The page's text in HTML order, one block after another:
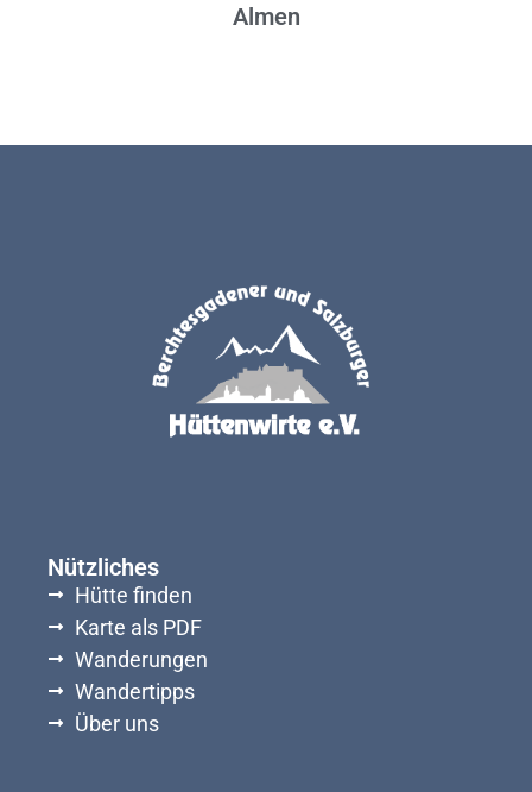
Almen
Nützliches
Hütte finden
Karte als PDF
Wanderungen
Wandertipps
Über uns